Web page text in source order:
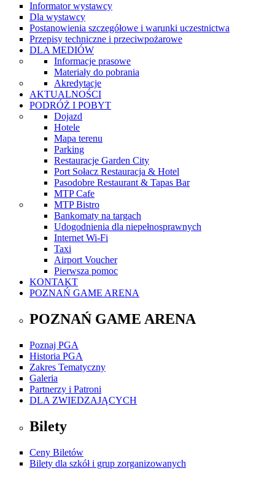
Informator wystawcy
Dla wystawcy
Postanowienia szczegółowe i warunki uczestnictwa
Przepisy techniczne i przeciwpożarowe
DLA MEDIÓW
Informacje prasowe
Materiały do pobrania
Akredytacje
AKTUALNOŚCI
PODRÓŻ I POBYT
Dojazd
Hotele
Mapa terenu
Parking
Restauracje Garden City
Port Sołacz Restauracja & Hotel
Pasodobre Restaurant & Tapas Bar
MTP Cafe
MTP Bistro
Bankomaty na targach
Udogodnienia dla niepełnosprawnych
Internet Wi-Fi
Taxi
Airport Voucher
Pierwsza pomoc
KONTAKT
POZNAŃ GAME ARENA
POZNAŃ GAME ARENA
Poznaj PGA
Historia PGA
Zakres Tematyczny
Galeria
Partnerzy i Patroni
DLA ZWIEDZAJĄCYCH
Bilety
Ceny Biletów
Bilety dla szkół i grup zorganizowanych